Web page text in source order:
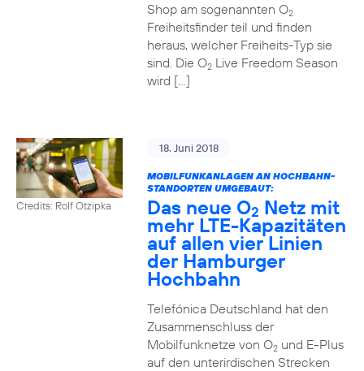
Shop am sogenannten O2
Freiheitsfinder teil und finden
heraus, welcher Freiheits-Typ sie
sind. Die O2Live Freedom Season
wird […]
Credits: Rolf Otzipka
18. Juni 2018
MOBILFUNKANLAGEN AN HOCHBAHN-
STANDORTEN UMGEBAUT:
Das neue O2 Netz mit
mehr LTE-Kapazitäten
auf allen vier Linien
der Hamburger
Hochbahn
Telefónica Deutschland hat den
Zusammenschluss der
Mobilfunknetze von O2und E-Plus
auf den unterirdischen Strecken